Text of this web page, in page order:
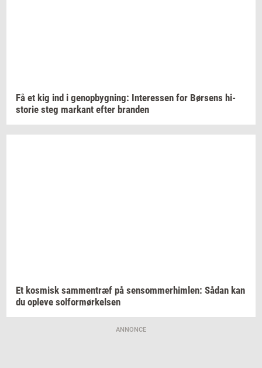
Få et kig ind i genop­byg­ning: In­ter­es­sen for Bør­sens hi­
sto­rie steg mar­kant efter bran­den
Et kos­misk sam­men­træf på sen­som­mer­him­len: Sådan kan
du op­le­ve sol­for­mør­kel­sen
ANNONCE